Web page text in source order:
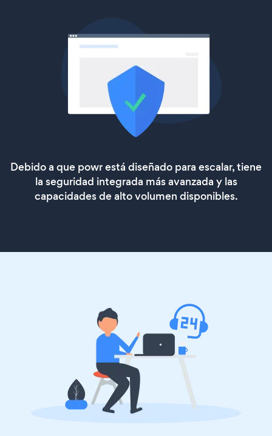
Debido a que powr está diseñado para escalar, tiene
la seguridad integrada más avanzada y las
capacidades de alto volumen disponibles.